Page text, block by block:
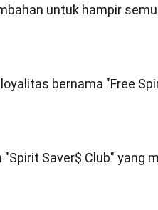
untuk hampir
bernama "Free
Saver$ Club" yang